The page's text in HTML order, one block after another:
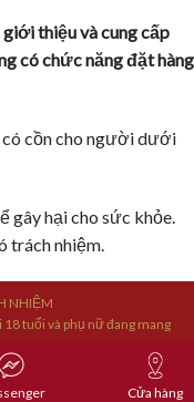
thiệu và cung cấp
có chức năng đặt hàng
có cồn cho người dưới
gây hại cho sức khỏe.
trách nhiệm.
NHIỆM
tuổi và phụ nữ đang mang
sự cống hiến không ngừng
Cửa hàng